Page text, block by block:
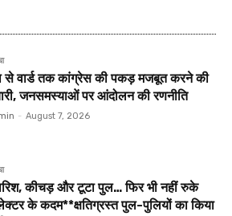
से वार्ड तक कांग्रेस की पकड़ मजबूत करने की
जनसमस्याओं पर आंदोलन की रणनीति
- August 7, 2026
कीचड़ और टूटा पुल… फिर भी नहीं रुके
के कदम**क्षतिग्रस्त पुल-पुलियों का किया